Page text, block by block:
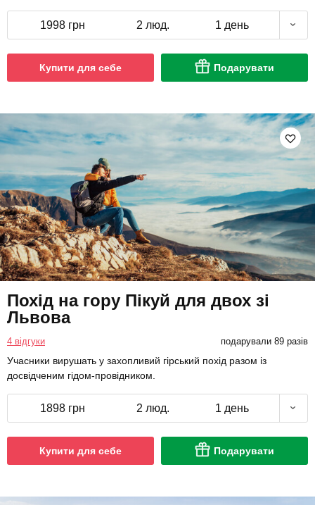
1998 грн 2 люд. 1 день
Купити для себе Подарувати
Похід на гору Пікуй для двох зі
Львова
4 відгуки подарували 89 разів
Учасники вирушать у захопливий гірський похід разом із
досвідченим гідом-провідником.
1898 грн 2 люд. 1 день
Купити для себе Подарувати